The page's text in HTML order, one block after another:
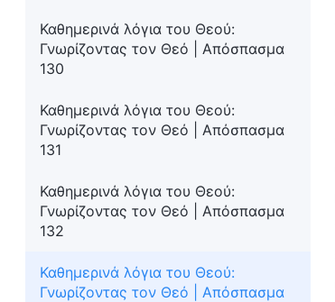
Καθημερινά λόγια του Θεού:
Γνωρίζοντας τον Θεό | Απόσπασμα
130
Καθημερινά λόγια του Θεού:
Γνωρίζοντας τον Θεό | Απόσπασμα
131
Καθημερινά λόγια του Θεού:
Γνωρίζοντας τον Θεό | Απόσπασμα
132
Καθημερινά λόγια του Θεού:
Γνωρίζοντας τον Θεό | Απόσπασμα